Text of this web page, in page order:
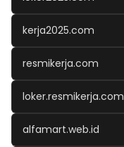
kerja2025.com
resmikerja.com
loker.resmikerja.com
alfamart.web.id